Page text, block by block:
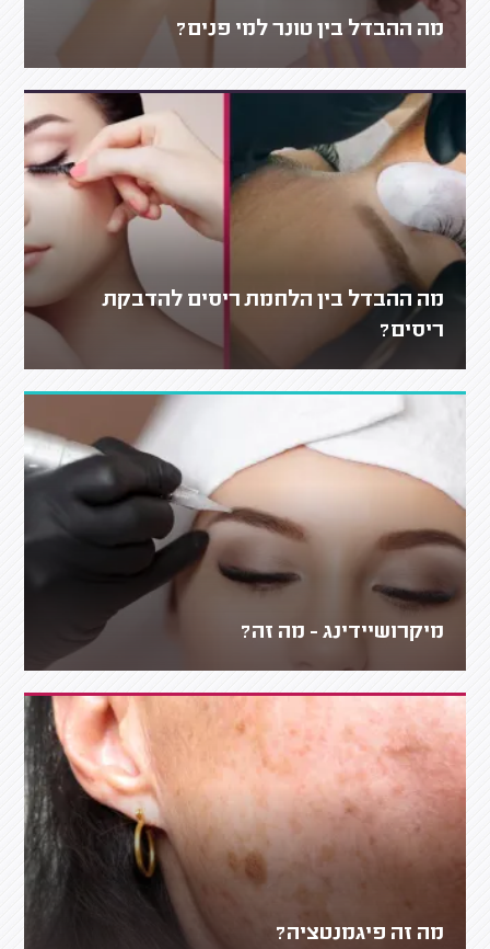
מה ההבדל בין טונר למי פנים?
מה ההבדל בין הלחמת ריסים להדבקת
ריסים?
מיקרושיידינג - מה זה?
מה זה פיגמנטציה?